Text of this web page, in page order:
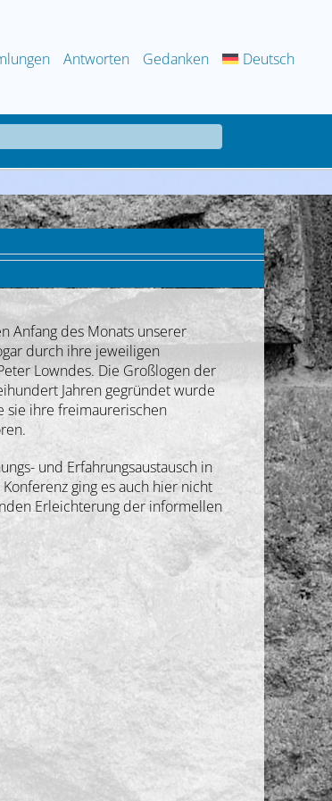
Antworten Gedanken Deutsch
Anfang des Monats unserer
durch ihre jeweiligen
Lowndes. Die Großlogen der
Jahren gegründet wurde
sie ihre freimaurerischen
und Erfahrungsaustausch in
ging es auch hier nicht
Erleichterung der informellen